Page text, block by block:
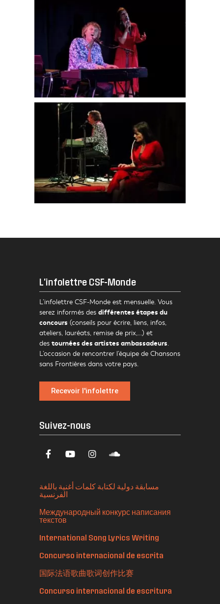
L'infolettre CSF-Monde
L’infolettre CSF-Monde est mensuelle. Vous
serez informés des différentes étapes du
concours (conseils pour écrire, liens, infos,
ateliers, lauréats, remise de prix,…) et
des tournées des artistes ambassadeurs.
L’occasion de rencontrer l’équipe de Chansons
sans Frontières dans votre pays.
Recevoir l'infolettre
Suivez-nous
مسابقة دولية لكتابة كلمات أغنية باللغة
الفرنسية
Международный конкурс написания
текстов
International Song Lyrics Writing
Concurso internacional de escrita
国际法语歌曲歌词创作比赛
Concurso internacional de escritura